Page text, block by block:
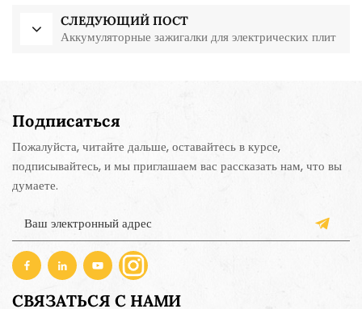
СЛЕДУЮЩИЙ ПОСТ
Аккумуляторные зажигалки для электрических плит
Подписаться
Пожалуйста, читайте дальше, оставайтесь в курсе,
подписывайтесь, и мы приглашаем вас рассказать нам, что вы
думаете.
СВЯЗАТЬСЯ С НАМИ